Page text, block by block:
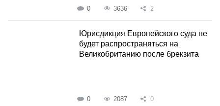
0 3636 2
Юрисдикция Европейского суда не
будет распространяться на
Великобританию после брекзита
0 2087 0